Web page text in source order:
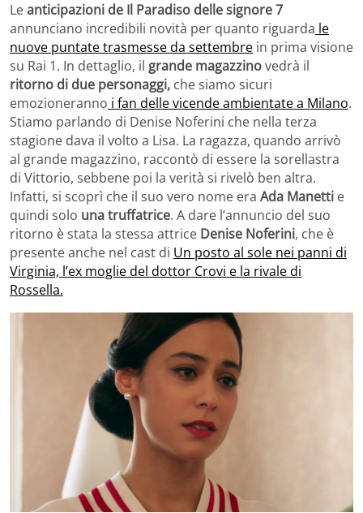
Leanticipazioni de Il Paradiso delle signore 7
annunciano incredibili novità per quanto riguarda le
nuove puntate trasmesse da settembre in prima visione
su Rai 1. In dettaglio, il grande magazzinovedrà il
ritorno di due personaggi, che siamo sicuri
emozioneranno i fan delle vicende ambientate a Milano.
Stiamo parlando di Denise Noferini che nella terza
stagione dava il volto a Lisa. La ragazza, quando arrivò
al grande magazzino, raccontò di essere la sorellastra
di Vittorio, sebbene poi la verità si rivelò ben altra.
Infatti, si scoprì che il suo vero nome era Ada Manetti e
quindi solo una truffatrice. A dare l’annuncio del suo
ritorno è stata la stessa attrice Denise Noferini, che è
presente anche nel cast di Un posto al sole nei panni di
Virginia, l’ex moglie del dottor Crovi e la rivale di
Rossella.